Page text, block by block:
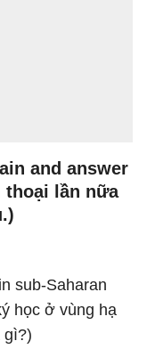
and answer
thoại lần nữa
sub-Saharan
học ở vùng hạ
gì?)